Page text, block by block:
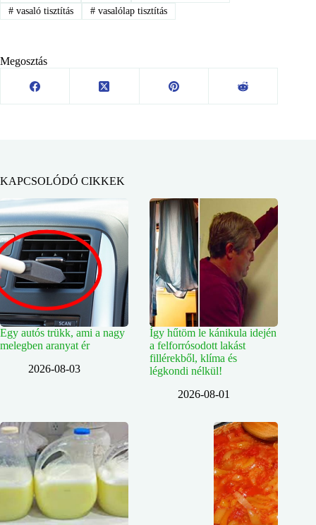
#vasaló tisztítás #vasalólap tisztítás
Megosztás
KAPCSOLÓDÓ CIKKEK
Egy autós trükk, ami a nagy
melegben aranyat ér
2026-08-03
Így hűtöm le kánikula idején
a felforrósodott lakást
fillérekből, klíma és
légkondi nélkül!
2026-08-01